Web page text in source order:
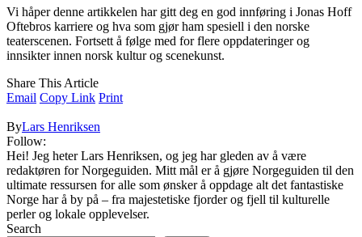
Vi håper denne artikkelen har gitt deg en god innføring i Jonas Hoff
Oftebros karriere og hva som gjør ham spesiell i den norske
teaterscenen. Fortsett å følge med for flere oppdateringer og
innsikter innen norsk kultur og scenekunst.
Share This Article
Email Copy Link Print
ByLars Henriksen
Follow:
Hei! Jeg heter Lars Henriksen, og jeg har gleden av å være
redaktøren for Norgeguiden. Mitt mål er å gjøre Norgeguiden til den
ultimate ressursen for alle som ønsker å oppdage alt det fantastiske
Norge har å by på – fra majestetiske fjorder og fjell til kulturelle
perler og lokale opplevelser.
Search